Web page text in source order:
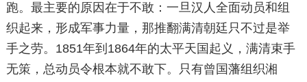
跑。最主要的原因在于不敢：一旦汉人全面动员和组
织起来，形成军事力量，那推翻满清朝廷只不过是举
手之劳。1851年到1864年的太平天国起义，满清束手
无策，总动员令根本就不敢下。只有曾国藩组织湘